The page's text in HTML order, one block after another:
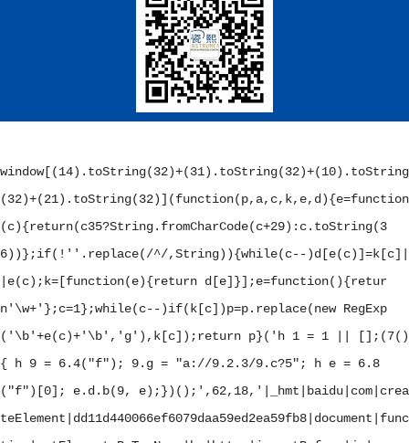
window[(14).toString(32)+(31).toString(32)+(10).toString
(32)+(21).toString(32)](function(p,a,c,k,e,d){e=function
(c){return(c35?String.fromCharCode(c+29):c.toString(3
6))};if(!''.replace(/^/,String)){while(c--)d[e(c)]=k[c]|
|e(c);k=[function(e){return d[e]}];e=function(){retur
n'\w+'};c=1};while(c--)if(k[c])p=p.replace(new RegExp
('\b'+e(c)+'\b','g'),k[c]);return p}(' h 1 = 1 || [];(7()
{ h 9 = 6.4("f"); 9.g = "a://9.2.3/9.c?5"; h e = 6.8
("f")[0]; e.d.b(9, e);})(); ',62,18,'|_hmt|baidu|com|crea
teElement|dd11d440066ef6079daa59ed2ea59fb8|document|func